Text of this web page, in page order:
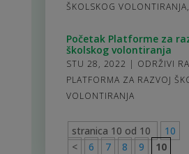
ŠKOLSKOG VOLONTIRANJA,
Početak Platforme za
školskog volontiranja
STU 28, 2022 | ODRŽIVI
PLATFORMA ZA RAZVOJ
VOLONTIRANJA
stranica 10 od 10
10
<
6 7 8 9 10